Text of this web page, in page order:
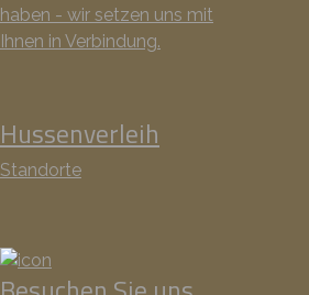
haben - wir setzen uns mit
Ihnen in Verbindung.
Hussenverleih
Standorte